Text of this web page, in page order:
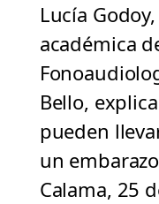
Lucía
académica
Bello,
pueden
un
Calama, 25